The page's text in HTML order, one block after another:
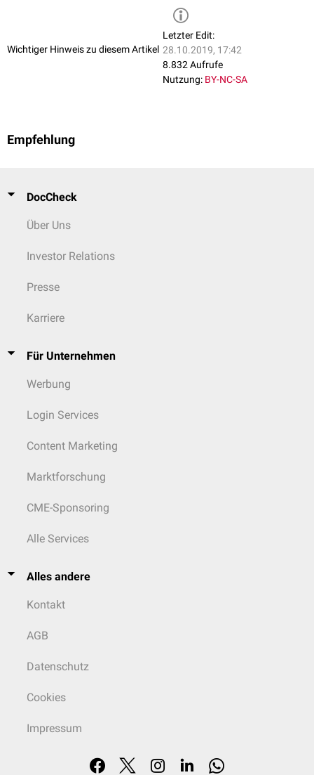
Wichtiger Hinweis zu diesem Artikel
Letzter Edit:
28.10.2019, 17:42
8.832 Aufrufe
Nutzung: BY-NC-SA
Empfehlung
DocCheck
Über Uns
Investor Relations
Presse
Karriere
Für Unternehmen
Werbung
Login Services
Content Marketing
Marktforschung
CME-Sponsoring
Alle Services
Alles andere
Kontakt
AGB
Datenschutz
Cookies
Impressum